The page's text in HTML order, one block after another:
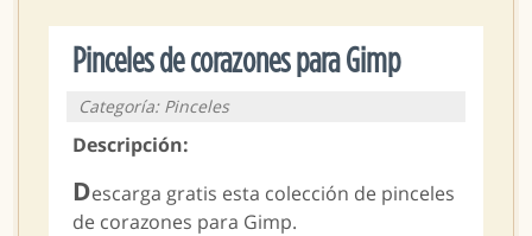
Pinceles de corazones para Gimp
Categoría: Pinceles
Descripción:
Descarga gratis esta colección de pinceles
de corazones para Gimp.